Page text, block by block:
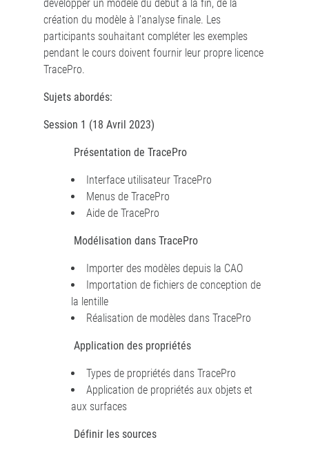
développer un modèle du début à la fin, de la
création du modèle à l'analyse finale. Les
participants souhaitant compléter les exemples
pendant le cours doivent fournir leur propre licence
TracePro.
Sujets abordés:
Session 1 (18 Avril 2023)
Présentation de TracePro
Interface utilisateur TracePro
Menus de TracePro
Aide de TracePro
Modélisation dans TracePro
Importer des modèles depuis la CAO
Importation de fichiers de conception de
la lentille
Réalisation de modèles dans TracePro
Application des propriétés
Types de propriétés dans TracePro
Application de propriétés aux objets et
aux surfaces
Définir les sources